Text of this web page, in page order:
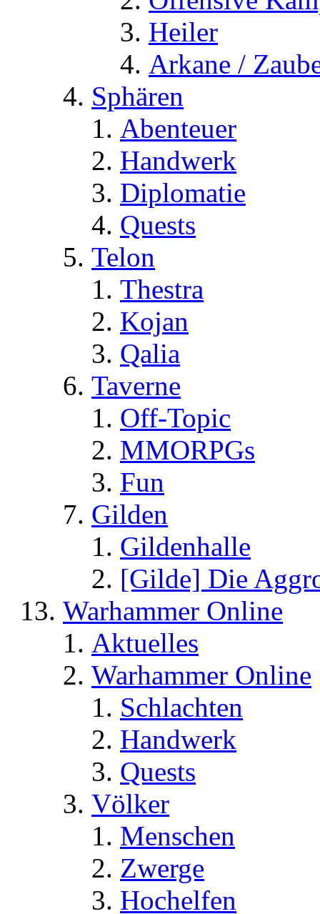
Heiler
Arkane /
Sphären
Abenteuer
Handwerk
Diplomatie
Quests
Telon
Thestra
Kojan
Qalia
Taverne
Off-Topic
MMORPGs
Fun
Gilden
Gildenhalle
[Gilde] Die
Warhammer Online
Aktuelles
Warhammer Online
Schlachten
Handwerk
Quests
Völker
Menschen
Zwerge
Hochelfen